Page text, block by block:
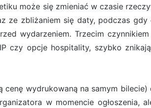
może się zmieniać w czasie
ze zbliżaniem się daty, podczas
wydarzeniem. Trzecim
czy opcje hospitality, szybko
cenę wydrukowaną na samym
w momencie ogłoszenia,